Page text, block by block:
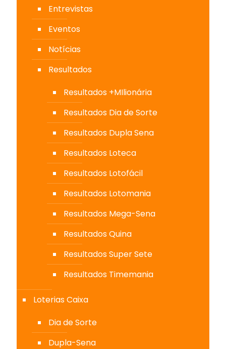
Entrevistas
Eventos
Notícias
Resultados
Resultados +MIlionária
Resultados Dia de Sorte
Resultados Dupla Sena
Resultados Loteca
Resultados Lotofácil
Resultados Lotomania
Resultados Mega-Sena
Resultados Quina
Resultados Super Sete
Resultados Timemania
Loterias Caixa
Dia de Sorte
Dupla-Sena